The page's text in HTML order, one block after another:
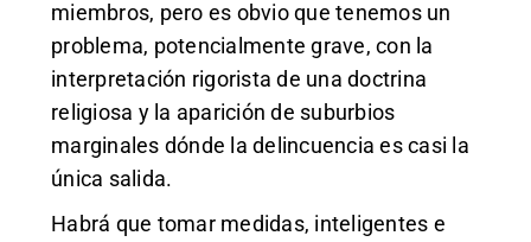
miembros, pero es obvio que tenemos un
problema, potencialmente grave, con la
interpretación rigorista de una doctrina
religiosa y la aparición de suburbios
marginales dónde la delincuencia es casi la
única salida.
Habrá que tomar medidas, inteligentes e